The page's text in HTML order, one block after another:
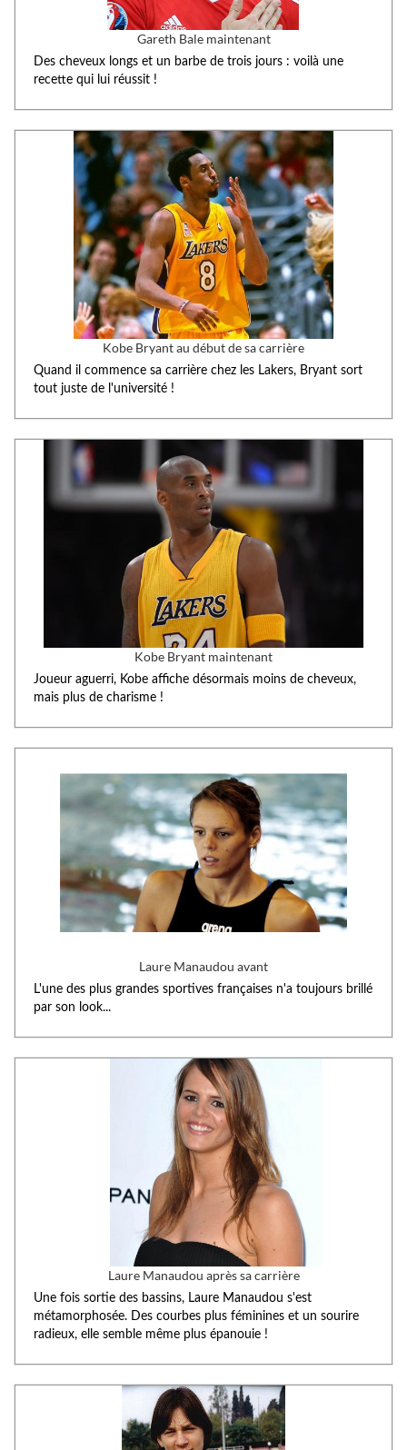
Gareth Bale maintenant
Des cheveux longs et un barbe de trois jours : voilà une
recette qui lui réussit !
Kobe Bryant au début de sa carrière
Quand il commence sa carrière chez les Lakers, Bryant sort
tout juste de l'université !
Kobe Bryant maintenant
Joueur aguerri, Kobe affiche désormais moins de cheveux,
mais plus de charisme !
Laure Manaudou avant
L'une des plus grandes sportives françaises n'a toujours brillé
par son look...
Laure Manaudou après sa carrière
Une fois sortie des bassins, Laure Manaudou s'est
métamorphosée. Des courbes plus féminines et un sourire
radieux, elle semble même plus épanouie !